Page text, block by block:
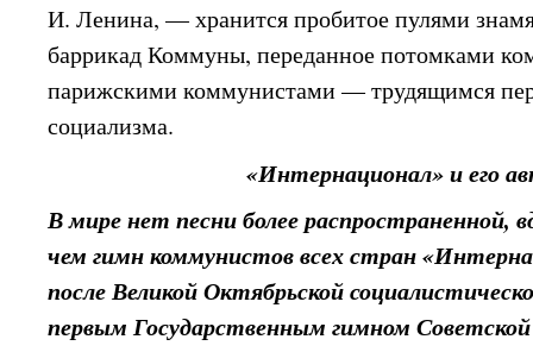
И. Ленина, — хранится пробитое пулями
баррикад Коммуны, переданное потомками
парижскими коммунистами — трудящимся
социализма.
«Интернационал» и его
В мире нет песни более распространенной,
чем гимн коммунистов всех стран
после Великой Октябрьской
первым Государственным гимном